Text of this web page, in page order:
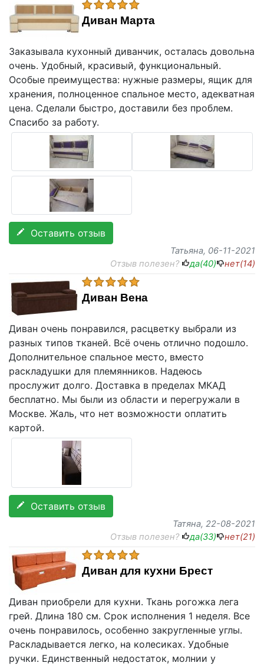
Диван Марта
Заказывала кухонный диванчик, осталась довольна
очень. Удобный, красивый, функциональный.
Особые преимущества: нужные размеры, ящик для
хранения, полноценное спальное место, адекватная
цена. Сделали быстро, доставили без проблем.
Спасибо за работу.
Оставить отзыв
Татьяна, 06-11-2021
Отзыв полезен?
да(40) нет(14)
Диван Вена
Диван очень понравился, расцветку выбрали из
разных типов тканей. Всё очень отлично подошло.
Дополнительное спальное место, вместо
раскладушки для племянников. Надеюсь
прослужит долго. Доставка в пределах МКАД
бесплатно. Мы были из области и перегружали в
Москве. Жаль, что нет возможности оплатить
картой.
Оставить отзыв
Татяна, 22-08-2021
Отзыв полезен?
да(33) нет(21)
Диван для кухни Брест
Диван приобрели для кухни. Ткань рогожка лега
грей. Длина 180 см. Срок исполнения 1 неделя. Все
очень понравилось, особенно закругленные углы.
Раскладывается легко, на колесиках. Удобные
ручки. Единственный недостаток, молнии у